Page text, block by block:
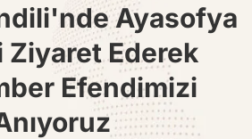
Ayasofya
Ziyaret Ederek
Efendimizi